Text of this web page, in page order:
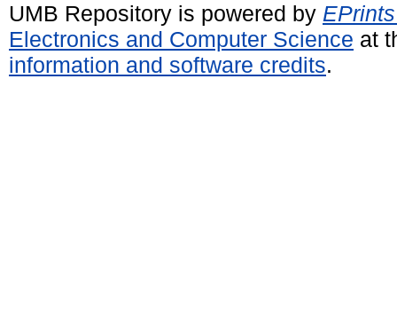
UMB Repository is powered by
Electronics and Computer Science at
information and software credits.